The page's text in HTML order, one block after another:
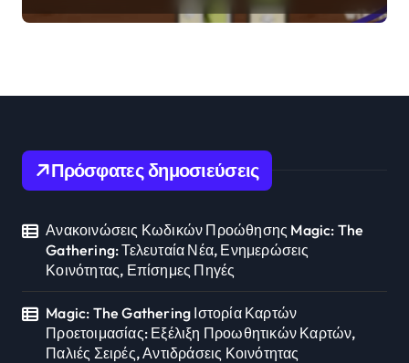
Διοικητές, Συμβουλές
Πρόσφατες δημοσιεύσεις
Ανακοινώσεις Κωδικών Προώθησης Magic: The
Gathering: Τελευταία Νέα, Ενημερώσεις
Κοινότητας, Επίσημες Πηγές
Magic: The Gathering Ιστορία Καρτών
Προετοιμασίας: Εξέλιξη Προωθητικών Καρτών,
Παλιές Σειρές, Αντιδράσεις Κοινότητας